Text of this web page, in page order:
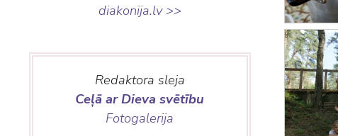
diakonija.lv >>
Redaktora sleja
Ceļā ar Dieva svētību
Fotogalerija